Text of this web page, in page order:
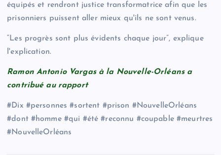
équipés et rendront justice transformatrice afin que les
prisonniers puissent aller mieux qu'ils ne sont venus.
“Les progrès sont plus évidents chaque jour”, explique
l'explication.
Ramon Antonio Vargas à la Nouvelle-Orléans a
contribué au rapport
#Dix #personnes #sortent #prison #NouvelleOrléans
#dont #homme #qui #été #reconnu #coupable #meurtres
#NouvelleOrléans